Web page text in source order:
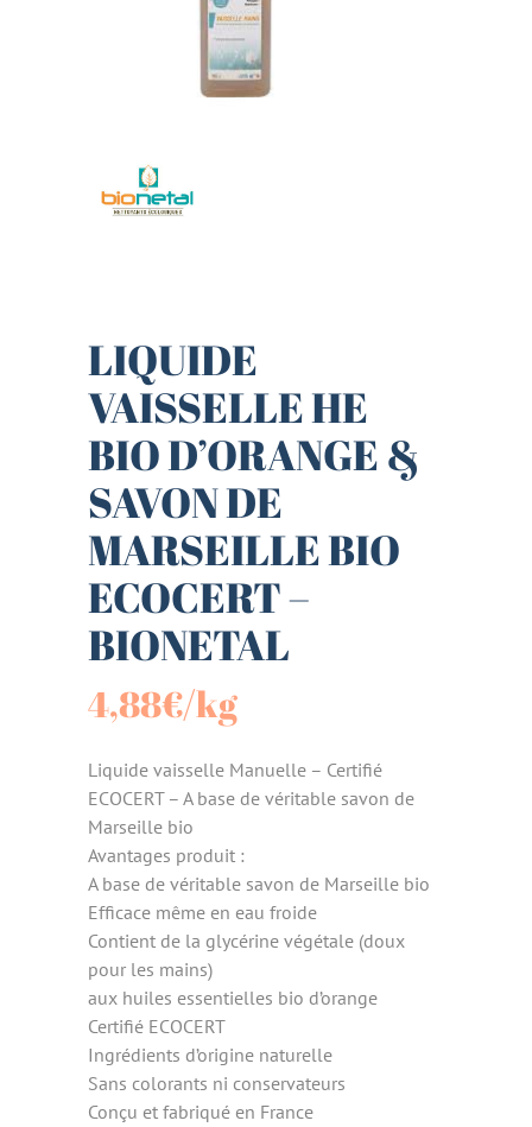
LIQUIDE
VAISSELLE HE
BIO D’ORANGE &
SAVON DE
MARSEILLE BIO
ECOCERT –
BIONETAL
4,88€/kg
Liquide vaisselle Manuelle – Certifié
ECOCERT – A base de véritable savon de
Marseille bio
Avantages produit :
A base de véritable savon de Marseille bio
Efficace même en eau froide
Contient de la glycérine végétale (doux
pour les mains)
aux huiles essentielles bio d’orange
Certifié ECOCERT
Ingrédients d’origine naturelle
Sans colorants ni conservateurs
Conçu et fabriqué en France